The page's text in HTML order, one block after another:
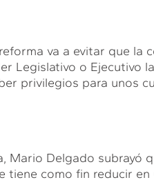
va a evitar que la
Legislativo o Ejecutivo
privilegios para unos
Mario Delgado subrayó
tiene como fin reducir